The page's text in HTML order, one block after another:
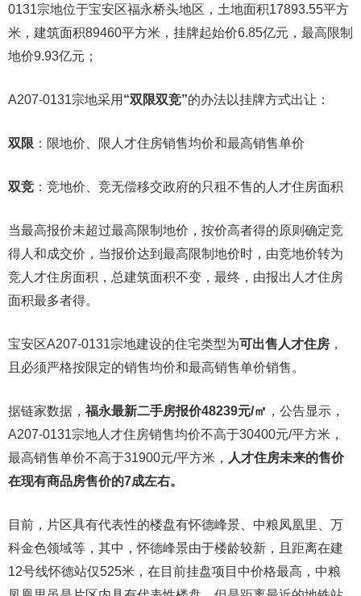
0131宗地位于宝安区福永桥头地区，土地面积17893.55平方
米，建筑面积89460平方米，挂牌起始价6.85亿元，最高限制
地价9.93亿元；
A207-0131宗地采用 “双限双竞”的办法以挂牌方式出让：
双限 ：限地价、限人才住房销售均价和最高销售单价
双竞 ：竞地价、竞无偿移交政府的只租不售的人才住房面积
当最高报价未超过最高限制地价，按价高者得的原则确定竞
得人和成交价，当报价达到最高限制地价时，由竞地价转为
竞人才住房面积，总建筑面积不变，最终，由报出人才住房
面积最多者得。
宝安区A207-0131宗地建设的住宅类型为可出售人才住房 ，
且必须严格按限定的销售均价和最高销售单价销售。
据链家数据， 福永最新二手房报价48239元/㎡ ，公告显示，
A207-0131宗地人才住房销售均价不高于30400元/平方米，
最高销售单价不高于31900元/平方米， 人才住房未来的售价
在现有商品房售价的7成左右。
目前，片区具有代表性的楼盘有怀德峰景、中粮凤凰里、万
科金色领域等，其中，怀德峰景由于楼龄较新，且距离在建
12号线怀德站仅525米，在目前挂盘项目中价格最高，中粮